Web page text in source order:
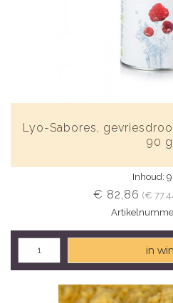
Lyo-Sabores,
90 g
Inhoud:
€ 82,86 (€
in